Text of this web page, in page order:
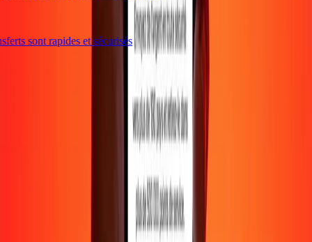
sont rapides et sécurisés